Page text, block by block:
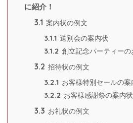
に紹介！
3.1 案内状の例文
3.1.1 送別会の案内状
3.1.2 創立記念パーティーの
3.2 招待状の例文
3.2.1 お客様特別セールの案
3.2.2 お客様感謝祭の案内状
3.3 お礼状の例文